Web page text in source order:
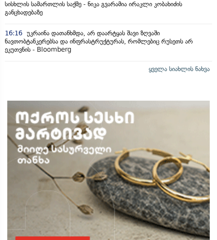
სისხლის სამართლის საქმე - ნიკა გვარამია ირაკლი კობახიძის
განცხადებაზე
16:16 უკრაინა დათანხმდა, არ დაარტყას შავი ზღვაში
ნავთობტანკერებსა და ინფრასტრუქტურას, რომლებიც რუსეთს არ
ეკუთვნის - Bloomberg
ყველა სიახლის ნახვა